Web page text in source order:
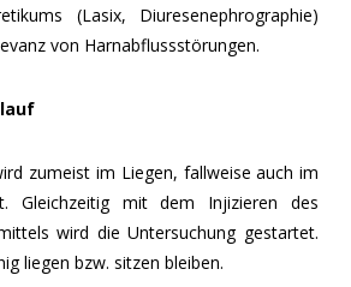
(Lasix, Diuresenephrographie)
von Harnabflussstörungen.
zumeist im Liegen, fallweise auch im
Gleichzeitig mit dem Injizieren des
wird die Untersuchung gestartet.
liegen bzw. sitzen bleiben.